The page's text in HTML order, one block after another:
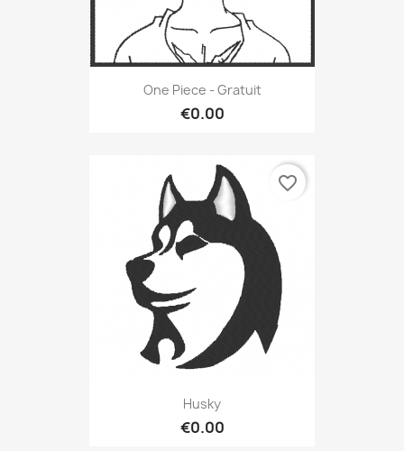
One Piece - Gratuit
€0.00
Husky
€0.00
favorite_border